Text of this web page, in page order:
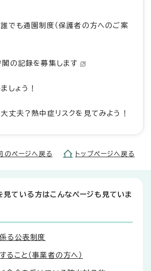
でも通園制度（保護者の方へのご案
の記録を募集します
しょう！
丈夫？熱中症リスクを見てみよう！
のページへ戻る トップページへ戻る
見ている方はこんなページも見ていま
る公表制度
ること（事業者の方へ）